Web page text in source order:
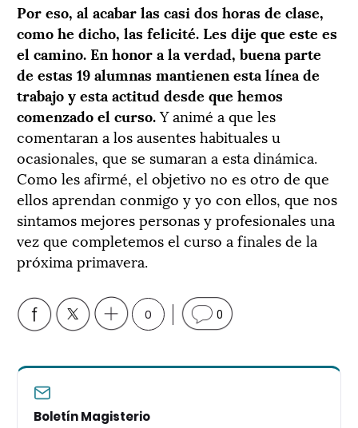
Por eso, al acabar las casi dos horas de clase,
como he dicho, las felicité. Les dije que este es
el camino. En honor a la verdad, buena parte
de estas 19 alumnas mantienen esta línea de
trabajo y esta actitud desde que hemos
comenzado el curso.Y animé a que les
comentaran a los ausentes habituales u
ocasionales, que se sumaran a esta dinámica.
Como les afirmé, el objetivo no es otro de que
ellos aprendan conmigo y yo con ellos, que nos
sintamos mejores personas y profesionales una
vez que completemos el curso a finales de la
próxima primavera.
0 0
Boletín Magisterio